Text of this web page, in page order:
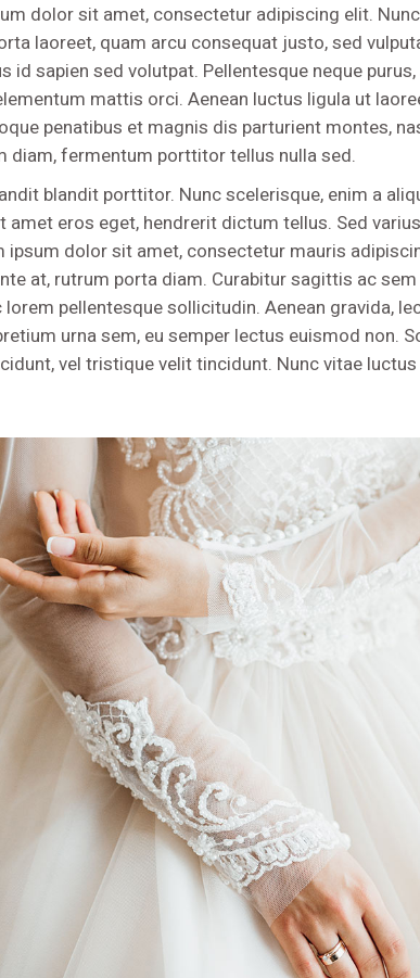
dolor sit amet, consectetur adipiscing elit.
laoreet, quam arcu consequat justo, sed
id sapien sed volutpat. Pellentesque neque
mattis orci. Aenean luctus ligula ut
penatibus et magnis dis parturient montes,
diam, fermentum porttitor tellus nulla sed.
blandit porttitor. Nunc scelerisque, enim a
amet eros eget, hendrerit dictum tellus. Sed
ipsum dolor sit amet, consectetur mauris
at, rutrum porta diam. Curabitur sagittis ac
lorem pellentesque sollicitudin. Aenean gravida,
urna sem, eu semper lectus euismod non.
vel tristique velit tincidunt. Nunc vitae